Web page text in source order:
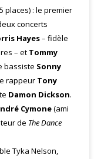
places) : le premier
concerts
Hayes– fidèle
– et Tommy
bassiste Sonny
rappeur Tony
Damon Dickson.
Cymone(ami
de The Dance
Tyka Nelson,